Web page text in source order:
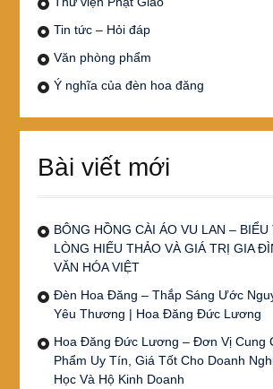
Tin tức – Hỏi đáp
Văn phòng phẩm
Ý nghĩa của đèn hoa đăng
Bài viết mới
BÔNG HỒNG CÀI ÁO VU LAN –
LÒNG HIẾU THẢO VÀ GIÁ TRỊ GIA
VĂN HÓA VIỆT
Đèn Hoa Đăng – Thắp Sáng Ước
Yêu Thương | Hoa Đăng Đức Lương
Hoa Đăng Đức Lương – Đơn Vị Cung
Phẩm Uy Tín, Giá Tốt Cho Doanh
Học Và Hộ Kinh Doanh